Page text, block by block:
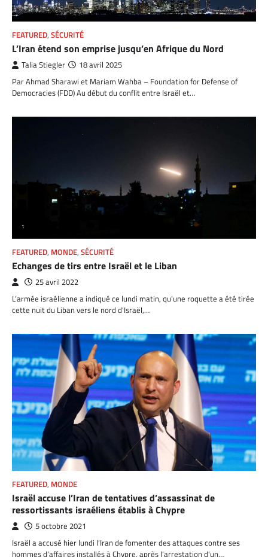
FEATURED, SÉCURITÉ
L’Iran étend son emprise jusqu’en Afrique du Nord
Talia Stiegler 18 avril 2025
Par Ahmad Sharawi et Mariam Wahba – Foundation for Defense of
Democracies (FDD) Au début du conflit entre Israël et…
FEATURED, MONDE, SÉCURITÉ
Echanges de tirs entre Israël et le Liban
25 avril 2022
L’armée israélienne a indiqué ce lundi matin, qu’une roquette a été tirée
cette nuit du Liban vers le nord d’Israël,…
FEATURED, MONDE
Israël accuse l’Iran de tentatives d’assassinat de
ressortissants israéliens établis à Chypre
5 octobre 2021
Israël a accusé hier lundi l’Iran de fomenter des attaques contre ses
hommes d’affaires installés à Chypre, après l’arrestation d’un…